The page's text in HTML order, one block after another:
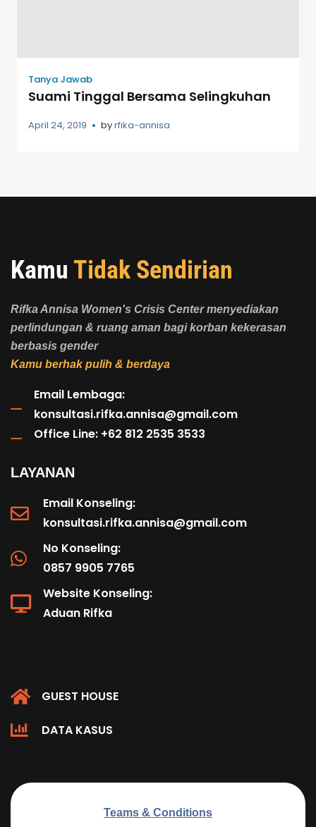
Tanya Jawab
Suami Tinggal Bersama Selingkuhan
April 24, 2019 byrfika-annisa
Kamu Tidak Sendirian
Rifka Annisa Women's Crisis Center menyediakan
perlindungan & ruang aman bagi korban kekerasan
berbasis gender
Kamu berhak pulih & berdaya
Email Lembaga:
konsultasi.rifka.annisa@gmail.com
Office Line: +62 812 2535 3533
LAYANAN
Email Konseling:
konsultasi.rifka.annisa@gmail.com
No Konseling:
0857 9905 7765
Website Konseling:
Aduan Rifka
GUEST HOUSE
DATA KASUS
Teams & Conditions